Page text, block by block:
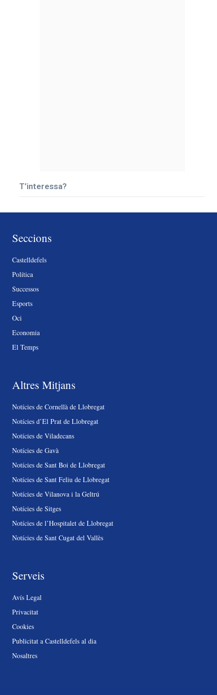
T’interessa?
Seccions
Castelldefels
Política
Successos
Esports
Oci
Economia
El Temps
Altres Mitjans
Notícies de Cornellà de Llobregat
Notícies d’El Prat de Llobregat
Notícies de Viladecans
Notícies de Gavà
Notícies de Sant Boi de Llobregat
Notícies de Sant Feliu de Llobregat
Notícies de Vilanova i la Geltrú
Notícies de Sitges
Notícies de l’Hospitalet de Llobregat
Notícies de Sant Cugat del Vallès
Serveis
Avís Legal
Privacitat
Cookies
Publicitat a Castelldefels al dia
Nosaltres